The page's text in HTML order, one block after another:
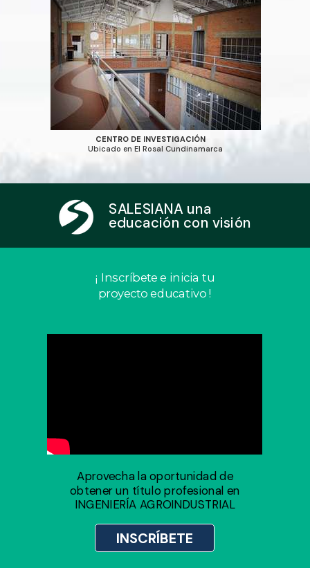
¡ Inscríbete e inicia tu
proyecto educativo !
Aprovecha la oportunidad de
obtener un título profesional en
INGENIERÍA AGROINDUSTRIAL
INSCRÍBETE
SALESIANA una
educación con visión
CENTRO DE INVESTIGACIÓN
Ubicado en El Rosal Cundinamarca